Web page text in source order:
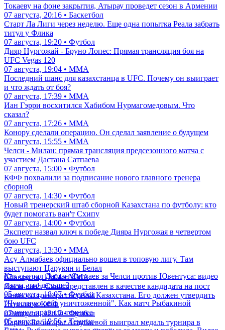
Токаеву на фоне закрытия, Атырау проведет сезон в Армении
07 августа, 20:16 • Баскетбол
Старт Ла Лиги через неделю. Еще одна попытка Реала забрать
титул у Флика
07 августа, 19:20 • Футбол
Дияр Нургожай - Бруно Лопес: Прямая трансляция боя на
UFC Vegas 120
07 августа, 19:04 • ММА
Последний шанс для казахстанца в UFC. Почему он выиграет
и что ждать от боя?
07 августа, 17:39 • ММА
Иан Гэрри восхитился Хабибом Нурмагомедовым. Что
сказал?
07 августа, 17:26 • ММА
Конору сделали операцию. Он сделал заявление о будущем
07 августа, 15:55 • ММА
Челси - Милан: прямая трансляция предсезонного матча с
участием Дастана Сатпаева
07 августа, 15:00 • Футбол
КФФ похвалили за подписание нового главного тренера
сборной
07 августа, 14:30 • Футбол
Новый тренерский штаб сборной Казахстана по футболу: кто
будет помогать ван'т Схипу
07 августа, 14:00 • Футбол
Эксперт назвал ключ к победе Дияра Нургожая в четвертом
бою UFC
07 августа, 13:30 • ММА
Асу Алмабаев официально вошел в топовую лигу. Там
выступают Царукян и Белал
07 августа, 13:04 • ММА
Джон ван'т Схип представлен в качестве кандидата на пост
главного тренера сборной Казахстана. Его должен утвердить
Исполком КФФ
07 августа, 12:17 • Футбол
Парень Бибисары Асаубаевой выиграл медаль турнира в
Как сыграл Дастан Сатпаев за Челси против Ювентуса: видео
матча, что дальше?
05 августа, 18:07 • Футбол
"Чувствую себя уничтоженной". Как матч Рыбакиной
изменил правила тенниса
05 августа, 19:56 • Теннис